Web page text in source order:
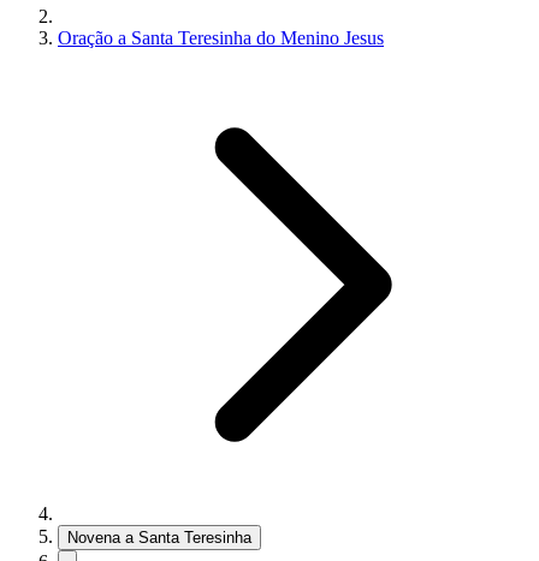
Oração a Santa Teresinha do Menino Jesus
Novena a Santa Teresinha